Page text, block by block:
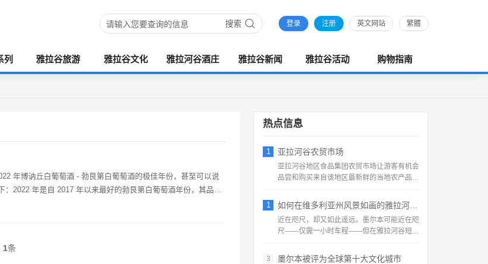
登录 注册 英文网站 繁體
搜索
列 雅拉谷旅游 雅拉谷文化 雅拉河谷酒庄 雅拉谷新闻 雅拉谷活动 购物指南
年博讷丘白葡萄酒 - 勃艮第白葡萄酒的极佳年份，甚至可以说
2022 年是自 2017 年以来最好的勃艮第白葡萄酒年份，其品质
1条
热点信息
1 亚拉河谷农贸市场
亚拉河谷地区食品集团农贸市场让游客有机会
品尝和购买来自该地区最新鲜的当地农产品，
1 如何在维多利亚州风景如画的雅拉河谷 度过
近在咫尺，却又如此遥远。墨尔本可能近在咫
尺——仅需一小时车程——但在雅拉河谷短暂
3
墨尔本被评为全球第十大文化城市